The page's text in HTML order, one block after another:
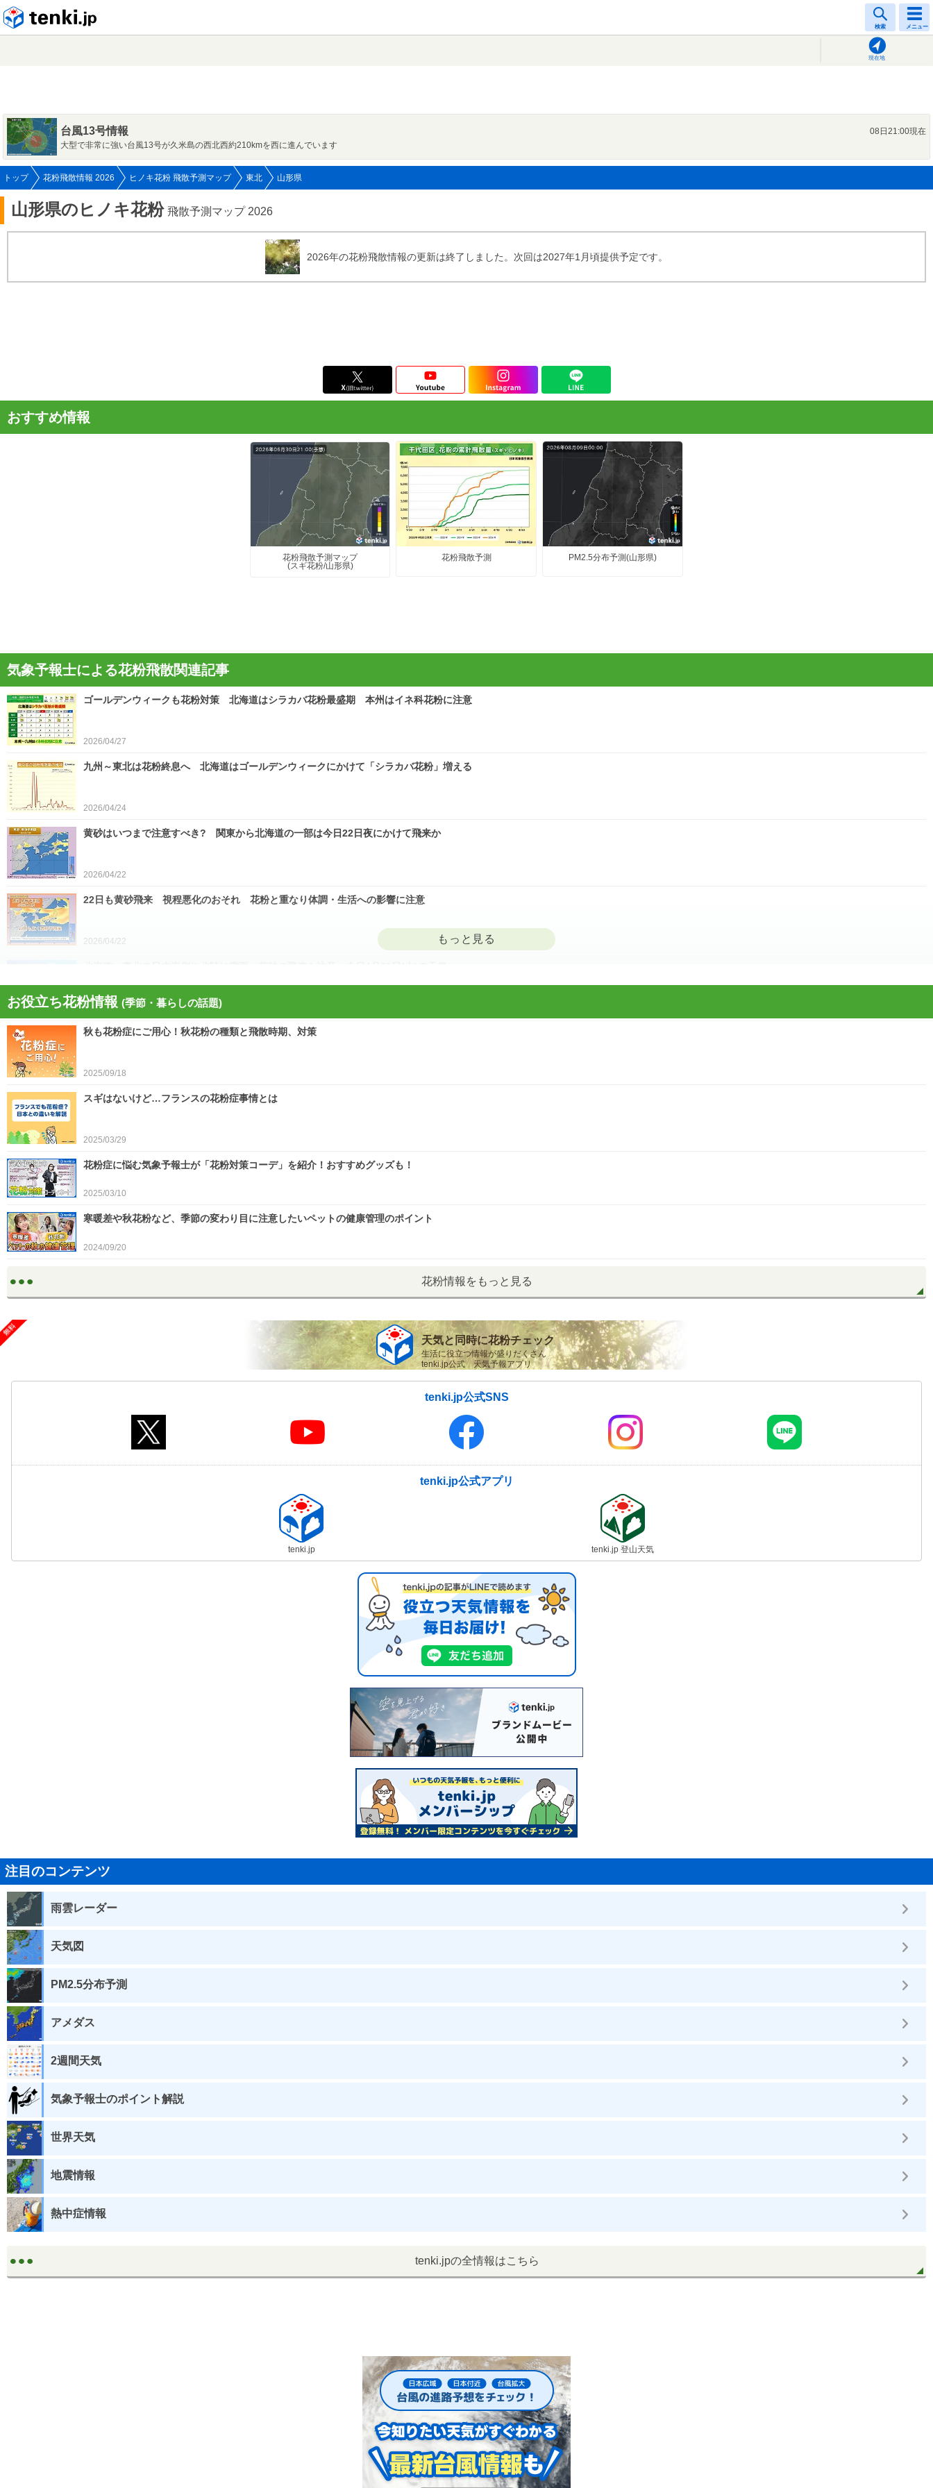
検索 メニュー
現在地
台風13号情報
08日21:00現在
大型で非常に強い台風13号が久米島の西北西約210kmを西に進んでいます
トップ 花粉飛散情報 2026 ヒノキ花粉 飛散予測マップ 東北 山形県
山形県のヒノキ花粉 飛散予測マップ 2026
2026年の花粉飛散情報の更新は終了しました。次回は2027年1月頃提供予定です。
おすすめ情報
花粉飛散予測マップ
(スギ花粉/山形県)
花粉飛散予測 PM2.5分布予測(山形県)
気象予報士による花粉飛散関連記事
ゴールデンウィークも花粉対策 北海道はシラカバ花粉最盛期 本州はイネ科花粉に注意
2026/04/27
九州～東北は花粉終息へ 北海道はゴールデンウィークにかけて「シラカバ花粉」増える
2026/04/24
黄砂はいつまで注意すべき? 関東から北海道の一部は今日22日夜にかけて飛来か
2026/04/22
22日も黄砂飛来 視程悪化のおそれ 花粉と重なり体調・生活への影響に注意
2026/04/22
2026/04/21
今日21日は黄砂が広く飛来 花粉とのダブル影響に注意 症状悪化や洗濯物など対策を
2026/04/21
スギ、ヒノキ花粉シーズン終了へ 東京の飛散量は例年の1.2倍(速報値)
2026/04/20
お役立ち花粉情報 (季節・暮らしの話題)
秋も花粉症にご用心！秋花粉の種類と飛散時期、対策
2025/09/18
スギはないけど…フランスの花粉症事情とは
2025/03/29
花粉症に悩む気象予報士が「花粉対策コーデ」を紹介！おすすめグッズも！
2025/03/10
寒暖差や秋花粉など、季節の変わり目に注意したいペットの健康管理のポイント
2024/09/20
花粉情報をもっと見る
天気と同時に花粉チェック
生活に役立つ情報が盛りだくさん
tenki.jp公式 天気予報アプリ
tenki.jp公式SNS
tenki.jp公式アプリ
tenki.jp tenki.jp 登山天気
注目のコンテンツ
雨雲レーダー
天気図
PM2.5分布予測
アメダス
2週間天気
気象予報士のポイント解説
世界天気
地震情報
熱中症情報
tenki.jpの全情報はこちら